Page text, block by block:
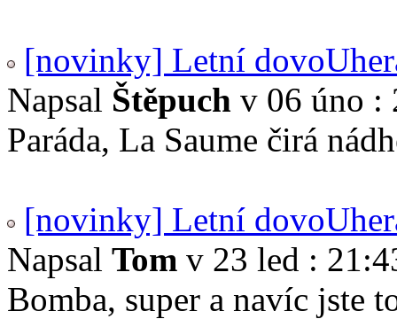
[novinky] Letní
Napsal Štěpuch v 06 úno :
Paráda, La Saume čirá
[novinky] Letní
Napsal Tom v 23 led :
Bomba, super a navíc jste